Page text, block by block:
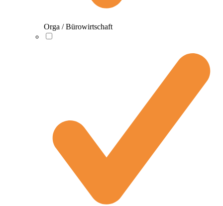
Orga / Bürowirtschaft